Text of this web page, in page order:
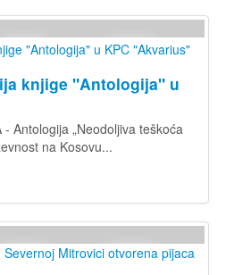
knjige "Antologija" u
- Antologija „Neodoljiva teškoća
na Kosovu...